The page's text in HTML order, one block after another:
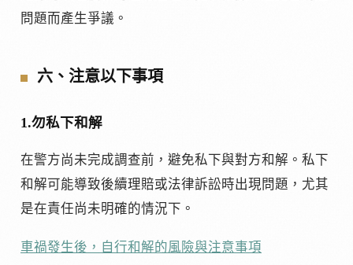
問題而產生爭議。
六、注意以下事項
1.勿私下和解
在警方尚未完成調查前，避免私下與對方和解。私下
和解可能導致後續理賠或法律訴訟時出現問題，尤其
是在責任尚未明確的情況下。
車禍發生後，自行和解的風險與注意事項